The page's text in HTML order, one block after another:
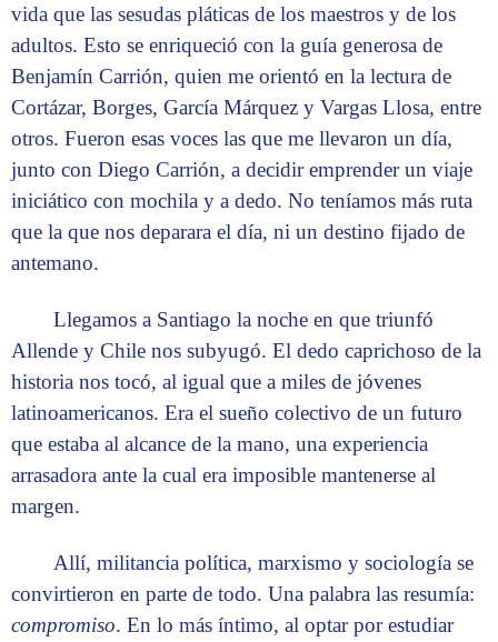
vida que las sesudas pláticas de los maestros y de los
adultos. Esto se enriqueció con la guía generosa de
Benjamín Carrión, quien me orientó en la lectura de
Cortázar, Borges, García Márquez y Vargas Llosa, entre
otros. Fueron esas voces las que me llevaron un día,
junto con Diego Carrión, a decidir emprender un viaje
iniciático con mochila y a dedo. No teníamos más ruta
que la que nos deparara el día, ni un destino fijado de
antemano.
Llegamos a Santiago la noche en que triunfó
Allende y Chile nos subyugó. El dedo caprichoso de la
historia nos tocó, al igual que a miles de jóvenes
latinoamericanos. Era el sueño colectivo de un futuro
que estaba al alcance de la mano, una experiencia
arrasadora ante la cual era imposible mantenerse al
margen.
Allí, militancia política, marxismo y sociología se
convirtieron en parte de todo. Una palabra las resumía:
compromiso. En lo más íntimo, al optar por estudiar